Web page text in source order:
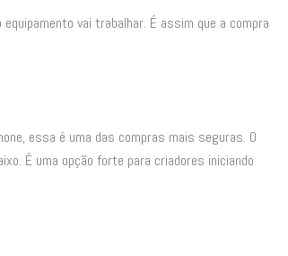
vai trabalhar. É assim que a compra
essa é uma das compras mais seguras. O
É uma opção forte para criadores iniciando